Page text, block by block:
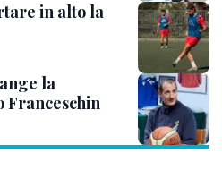
in alto la
la
Franceschin